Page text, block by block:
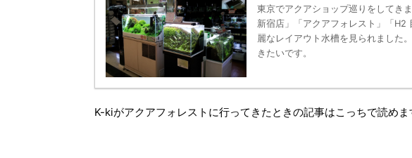
東京でアクアショップ巡りをしてき
新宿店」「アクアフォレスト」「
麗なレイアウト水槽を見られました
きたいです。
K-kiがアクアフォレストに行ってきたときの記事はこっちで読めま